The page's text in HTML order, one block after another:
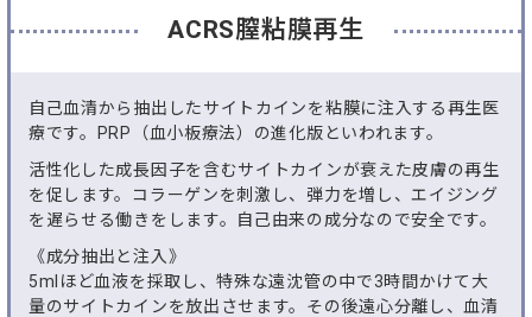
ACRS膣粘膜再生
自己血清から抽出したサイトカインを粘膜に注入する再生医
療です。PRP（血小板療法）の進化版といわれます。
活性化した成長因子を含むサイトカインが衰えた皮膚の再生
を促します。コラーゲンを刺激し、弾力を増し、エイジング
を遅らせる働きをします。自己由来の成分なので安全です。
《成分抽出と注入》
5mlほど血液を採取し、特殊な遠沈管の中で3時間かけて大
量のサイトカインを放出させます。その後遠心分離し、血清